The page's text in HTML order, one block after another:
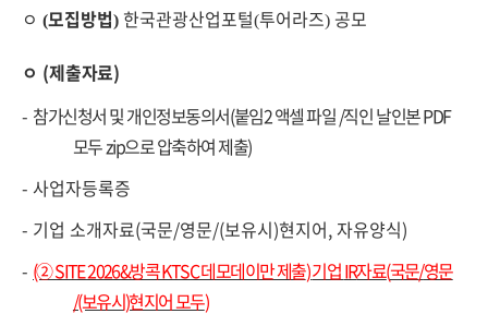
ㅇ (모집방법) 한국관광산업포털(투어라즈) 공모
ㅇ (제출자료)
- 참가신청서 및 개인정보동의서(붙임2액셀 파일/직인 날인본PDF
모두 zip으로 압축하여 제출)
- 사업자등록증
- 기업 소개자료(국문/영문/(보유시)현지어,자유양식)
- (② SITE 2026&방콕 KTSC 데모데이만 제출)기업IR자료(국문/영문
/(보유시)현지어 모두)